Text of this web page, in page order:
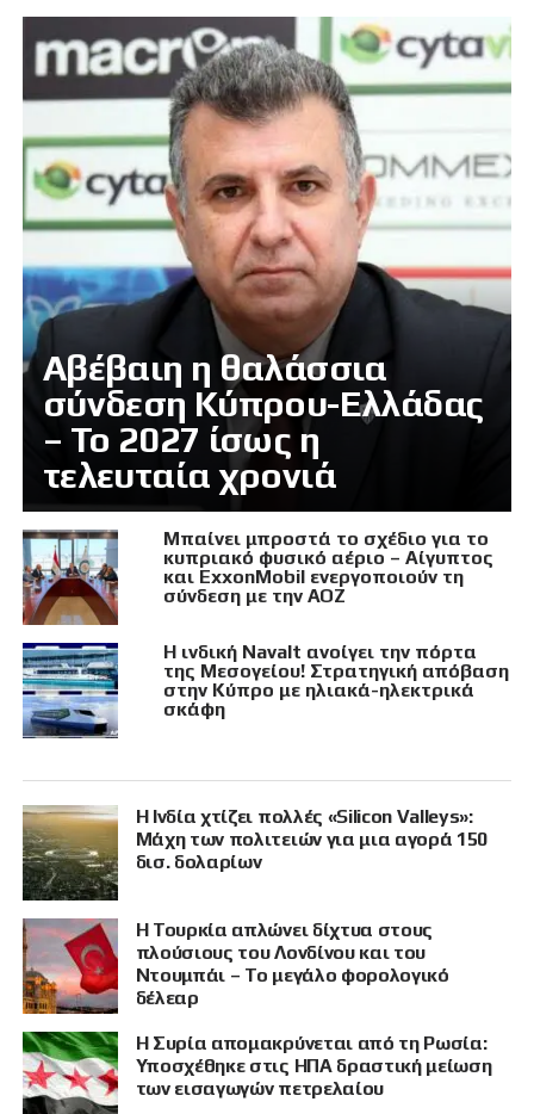
Αβέβαιη η θαλάσσια
σύνδεση Κύπρου-Ελλάδας
– Το 2027 ίσως η
τελευταία χρονιά
Μπαίνει μπροστά το σχέδιο για το
κυπριακό φυσικό αέριο – Αίγυπτος
και ExxonMobil ενεργοποιούν τη
σύνδεση με την ΑΟΖ
Η ινδική Navalt ανοίγει την πόρτα
της Μεσογείου! Στρατηγική απόβαση
στην Κύπρο με ηλιακά-ηλεκτρικά
σκάφη
Η Ινδία χτίζει πολλές «Silicon Valleys»:
Μάχη των πολιτειών για μια αγορά 150
δισ. δολαρίων
Η Τουρκία απλώνει δίχτυα στους
πλούσιους του Λονδίνου και του
Ντουμπάι – Το μεγάλο φορολογικό
δέλεαρ
Η Συρία απομακρύνεται από τη Ρωσία:
Υποσχέθηκε στις ΗΠΑ δραστική μείωση
των εισαγωγών πετρελαίου